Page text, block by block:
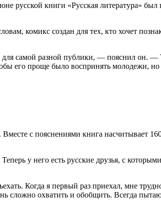
русской книги «Русская литература»
комикс создан для тех, кто хочет
самой разной публики, — пояснил он. —
его проще было воспринять молодежи, но
с пояснениями книга насчитывает
у него есть русские друзья, с
Когда я первый раз приехал, мне
сложно охватить и обобщить. Всегда